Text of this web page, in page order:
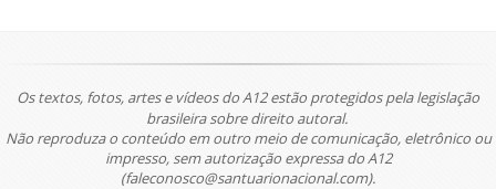
Os textos, fotos, artes e vídeos do A12 estão protegidos pela legislação
brasileira sobre direito autoral.
Não reproduza o conteúdo em outro meio de comunicação, eletrônico ou
impresso, sem autorização expressa do A12
(faleconosco@santuarionacional.com).